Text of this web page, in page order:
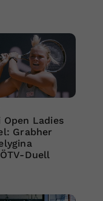
Open Ladies
Grabher
Duell